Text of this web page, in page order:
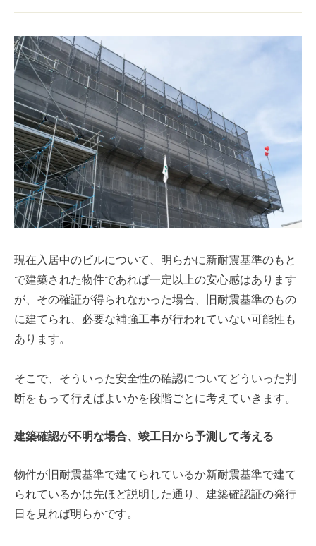
現在入居中のビルについて、明らかに新耐震基準のもと
で建築された物件であれば一定以上の安心感はあります
が、その確証が得られなかった場合、旧耐震基準のもの
に建てられ、必要な補強工事が行われていない可能性も
あります。
そこで、そういった安全性の確認についてどういった判
断をもって行えばよいかを段階ごとに考えていきます。
建築確認が不明な場合、竣工日から予測して考える
物件が旧耐震基準で建てられているか新耐震基準で建て
られているかは先ほど説明した通り、建築確認証の発行
日を見れば明らかです。